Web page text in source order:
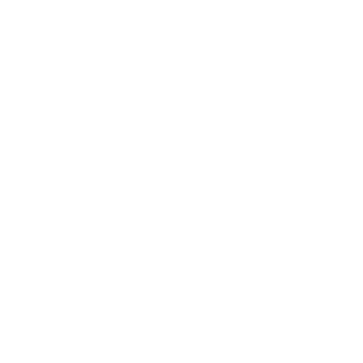
unserer
diese Informationen
Nutzung der
wie zum
Diese Cookies